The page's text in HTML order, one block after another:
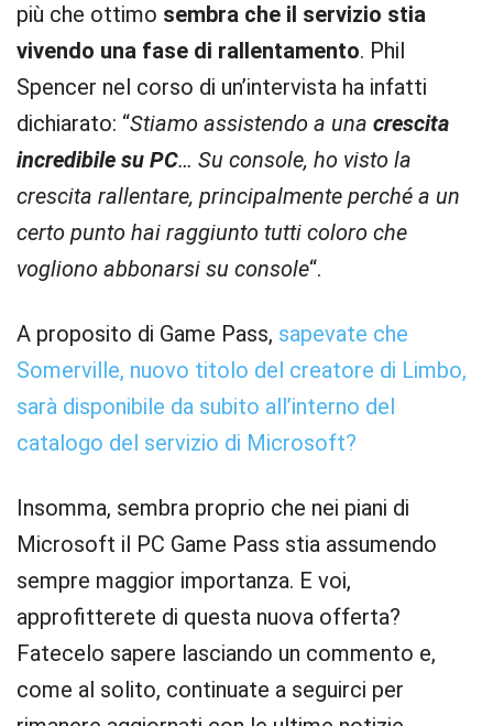
più che ottimo sembra che il servizio stia
vivendo una fase di rallentamento. Phil
Spencer nel corso di un’intervista ha infatti
dichiarato: “Stiamo assistendo a una crescita
incredibile su PC… Su console, ho visto la
crescita rallentare, principalmente perché a un
certo punto hai raggiunto tutti coloro che
vogliono abbonarsi su console“.
A proposito di Game Pass, sapevate che
Somerville, nuovo titolo del creatore di Limbo,
sarà disponibile da subito all’interno del
catalogo del servizio di Microsoft?
Insomma, sembra proprio che nei piani di
Microsoft il PC Game Pass stia assumendo
sempre maggior importanza. E voi,
approfitterete di questa nuova offerta?
Fatecelo sapere lasciando un commento e,
come al solito, continuate a seguirci per